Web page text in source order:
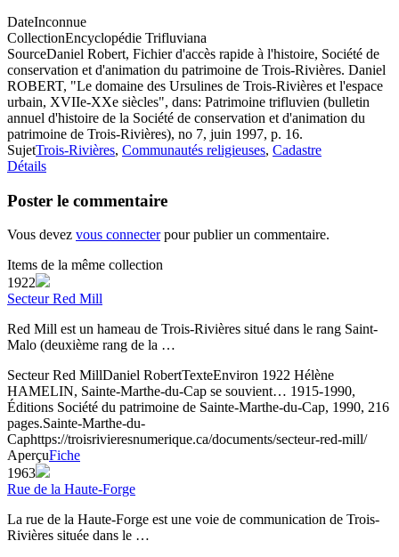
DateInconnue
CollectionEncyclopédie Trifluviana
SourceDaniel Robert, Fichier d'accès rapide à l'histoire, Société de
conservation et d'animation du patrimoine de Trois-Rivières. Daniel
ROBERT, "Le domaine des Ursulines de Trois-Rivières et l'espace
urbain, XVIIe-XXe siècles", dans: Patrimoine trifluvien (bulletin
annuel d'histoire de la Société de conservation et d'animation du
patrimoine de Trois-Rivières), no 7, juin 1997, p. 16.
SujetTrois-Rivières, Communautés religieuses, Cadastre
Détails
Poster le commentaire
Vous devez vous connecterpour publier un commentaire.
Items de la même collection
1922
Secteur Red Mill
Red Mill est un hameau de Trois-Rivières situé dans le rang Saint-
Malo (deuxième rang de la …
Secteur Red MillDaniel RobertTexteEnviron 1922 Hélène
HAMELIN, Sainte-Marthe-du-Cap se souvient… 1915-1990,
Éditions Société du patrimoine de Sainte-Marthe-du-Cap, 1990, 216
pages.Sainte-Marthe-du-
Caphttps://troisrivieresnumerique.ca/documents/secteur-red-mill/
AperçuFiche
1963
Rue de la Haute-Forge
La rue de la Haute-Forge est une voie de communication de Trois-
Rivières située dans le …